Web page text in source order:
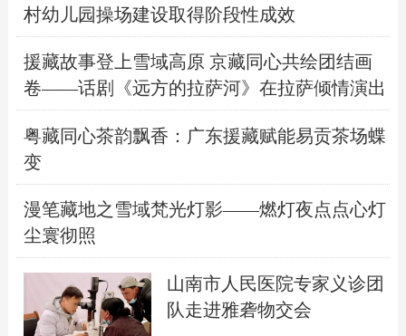
村幼儿园操场建设取得阶段性成效
援藏故事登上雪域高原 京藏同心共绘团结画
卷——话剧《远方的拉萨河》在拉萨倾情演出
粤藏同心茶韵飘香：广东援藏赋能易贡茶场蝶
变
漫笔藏地之雪域梵光灯影——燃灯夜点点心灯
尘寰彻照
山南市人民医院专家义诊团
队走进雅砻物交会